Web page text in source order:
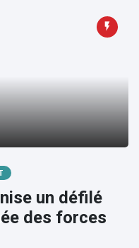
un défilé
des forces